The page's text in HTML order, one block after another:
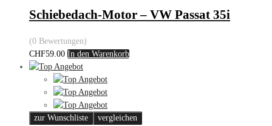
Schiebedach-Motor – VW Passat 35i
(0 Bewertungen)
CHF59.00 In den Warenkorb
zur Wunschliste
vergleichen